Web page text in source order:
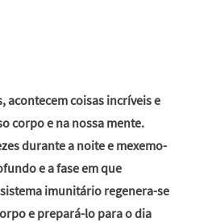
acontecem coisas incríveis e
corpo e na nossa mente.
durante a noite e mexemo-
e a fase em que
imunitário regenera-se
e prepará-lo para o dia